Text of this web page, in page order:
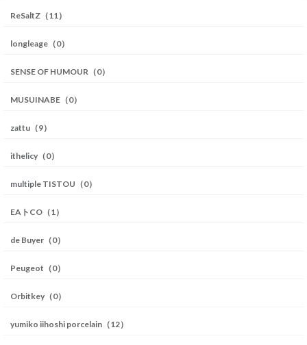
ReSaltZ（11）
longleage（0）
SENSE OF HUMOUR（0）
MUSUINABE（0）
zattu（9）
ithelicy（0）
multiple TISTOU（0）
EAトCO（1）
de Buyer（0）
Peugeot（0）
Orbitkey（0）
yumiko iihoshi porcelain（12）